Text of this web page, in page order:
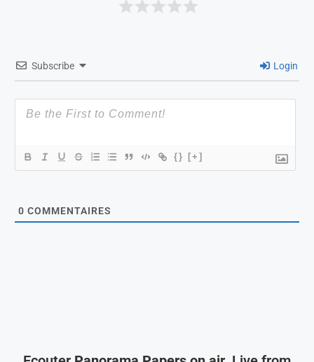
Subscribe Login
{} [+]
0 COMMENTAIRES